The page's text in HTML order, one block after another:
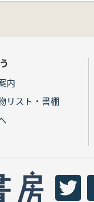
内
リスト・書棚